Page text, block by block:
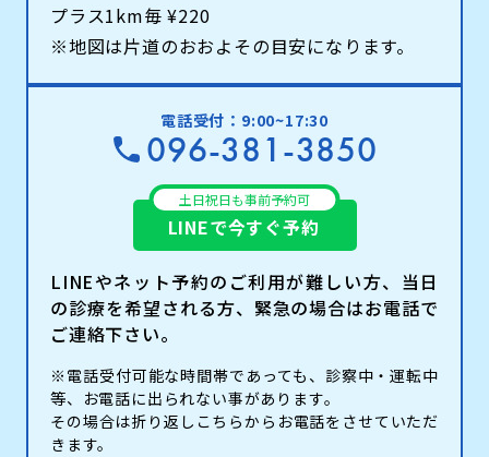
プラス1km毎 ¥220
※地図は片道のおおよその目安になります。
電話受付：9:00~17:30
096-381-3850
LINEで今すぐ予約
土日祝日も事前予約可
LINEやネット予約のご利用が難しい方、当日
の診療を希望される方、緊急の場合はお電話で
ご連絡下さい。
※電話受付可能な時間帯であっても、診察中・運転中
等、お電話に出られない事があります。
その場合は折り返しこちらからお電話をさせていただ
きます。